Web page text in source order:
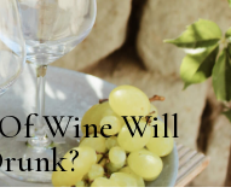
Wine Will